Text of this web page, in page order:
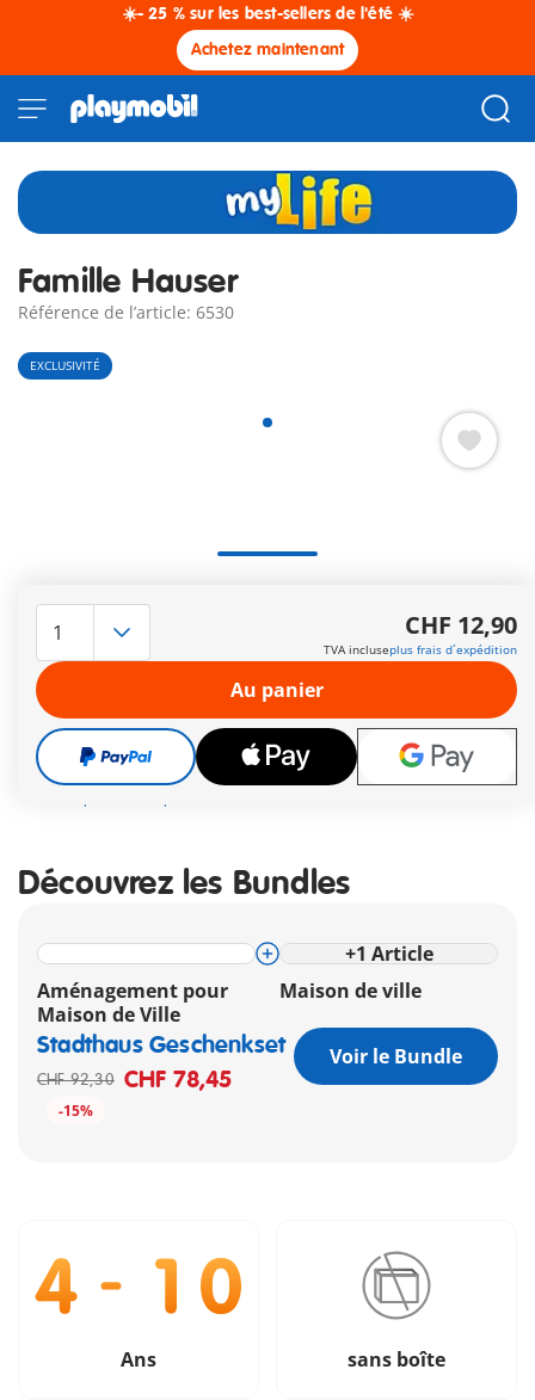
☀️- 25 % sur les best-sellers de l'été ☀️
Achetez maintenant
Famille Hauser
Référence de l’article: 6530
EXCLUSIVITÉ
Autres informations
Le délai de livraison est actuellement de 3 à 6 jours
Livraison gratuite à partir de CHF 99
CHF 12,90
CHF 12,90
TVA incluseplus frais d´expédition
Au panier
Découvrez les Bundles
Aménagement pour
Maison de Ville
+1 Article
Maison de ville
Stadthaus Geschenkset
CHF 92,30 CHF 78,45
-15%
Voir le Bundle
Ans sans boîte